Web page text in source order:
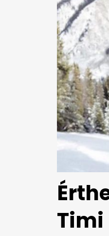
Timi